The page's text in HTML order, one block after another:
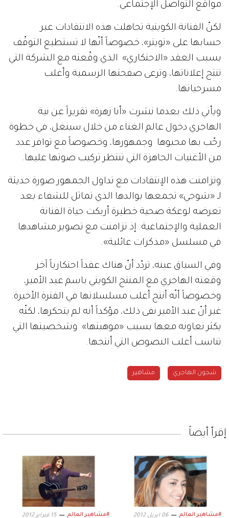
مواقع التواصل الإجتماعي.
لكنّ الفنانة الكويتية تجاهلت هذه الانتقادات عبر
حسابها على «تويتر»، خصوصاً أنّها لا تستطيع التوقّف
بسبب العقد «الاحتكاري» الذي وقّعته مع الشركة التي
تنتج إعلاناتها، وترعى صفحتها الرسمية وأغلب
مسرحياتها.
ويأتي ذلك بعدما نشرت «أنا زهرة» تقريراً عن نية
الهاجري دخول عالم الغناء من خلال سينغل، في خطوة
رحّب بها محبوها وجمهورها، وخصوصاً مع توافر عدد
من الأغنيات الجاهزة التي تنتظر تركيب صوتها عليها.
وتزامنت هذه الإنتقادات مع تداول الجمهور صورة حديثة
لـ «شوجي» تجمعها بوالدها الذي تماثل للشفاء بعد
تعرضه لوعكة صحية خطيرة أربكت حياة الفنانة
العملية والإجتماعية. إذ تزامنت مع تصوير مشاهدها
في مسلسل «مذكرات عائلية».
وفي السياق عينه، تردّد أنّ هناك عقداً احتكارياً آخر
وقعته الهاجري مع المنتج الكويتي باسم عبد الأمير،
وخصوصاً أنّه أنتج أغلب مسلسلاتها في الفترة الأخيرة.
غير أنّ عبد الأمير نفى ذلك، مؤكداً أنه لم يتحكرها، لكنّه
يكثر تعاونه معها بسبب «موهبتها» وشخصيتها التي
تناسب أغلب النصوص التي أنتجها.
شجون الهاجري مشاهير
إقرأ أيضاً
#مشاهير العالم 06 ابريل 2012 #مشاهير العالم 15 فبراير 2012